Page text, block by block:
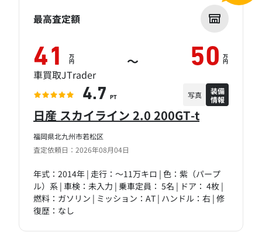
福岡県北九州市若松区
査定依頼日：2026年08月04日
日産 スカイライン 2.0 200GT-t
年式：2014年 | 走行：～11万キロ | 色：紫（パープ
ル）系 | 車検：未入力 | 乗車定員： 5名 | ドア： 4枚 |
燃料：ガソリン | ミッション：AT | ハンドル：右 | 修
復歴：なし
最高査定額
41 万
円 ～ 50 万
円
車買取JTrader
4.7 PT 写真
装備
情報